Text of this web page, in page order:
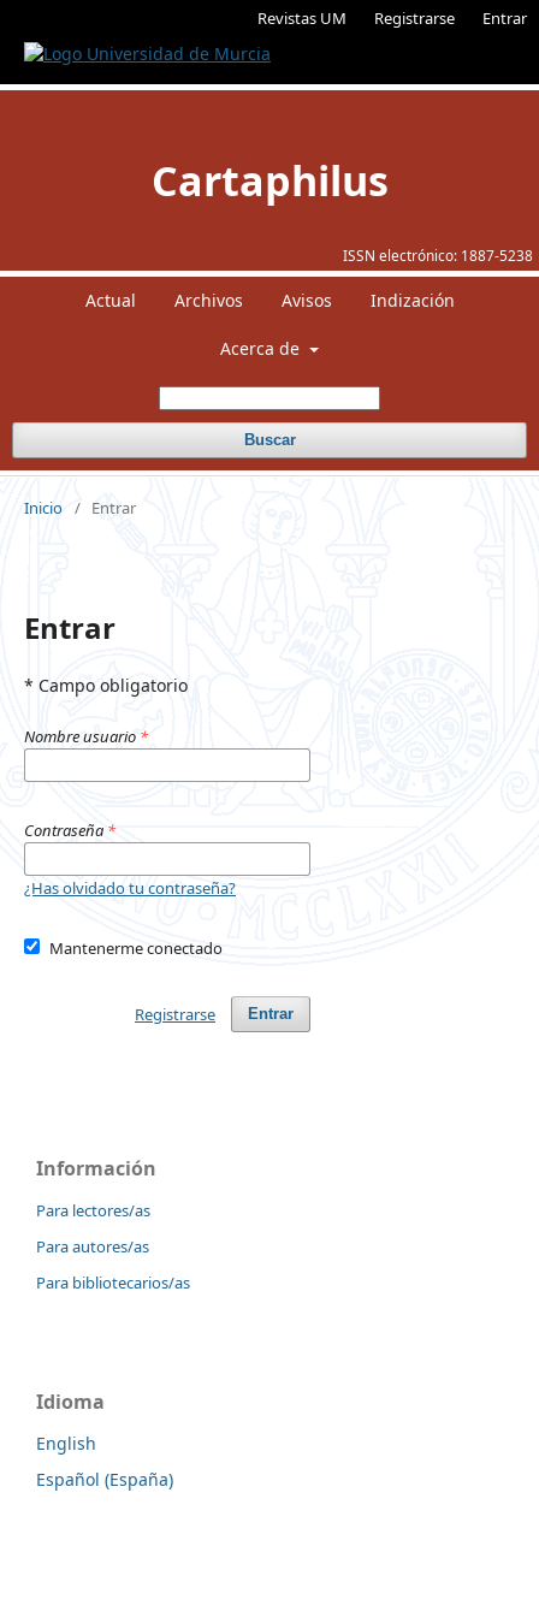
Revistas UM Registrarse Entrar
ISSN electrónico: 1887-5238
Cartaphilus
Actual Archivos Avisos Indización
Acerca de
Buscar
Inicio / Entrar
Entrar
* Campo obligatorio
Nombre usuario *
Contraseña *
¿Has olvidado tu contraseña?
Mantenerme conectado
Entrar
Registrarse
Información
Para lectores/as
Para autores/as
Para bibliotecarios/as
Idioma
English
Español (España)